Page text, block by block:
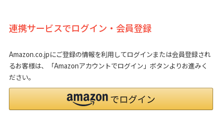
連携サービスでログイン・会員登録
Amazon.co.jpにご登録の情報を利用してログインまたは会員登録され
るお客様は、「Amazonアカウントでログイン」ボタンよりお進みく
ださい。